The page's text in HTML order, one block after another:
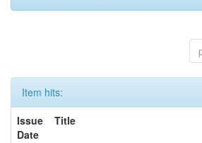
Item hits:
Issue
Date
Title